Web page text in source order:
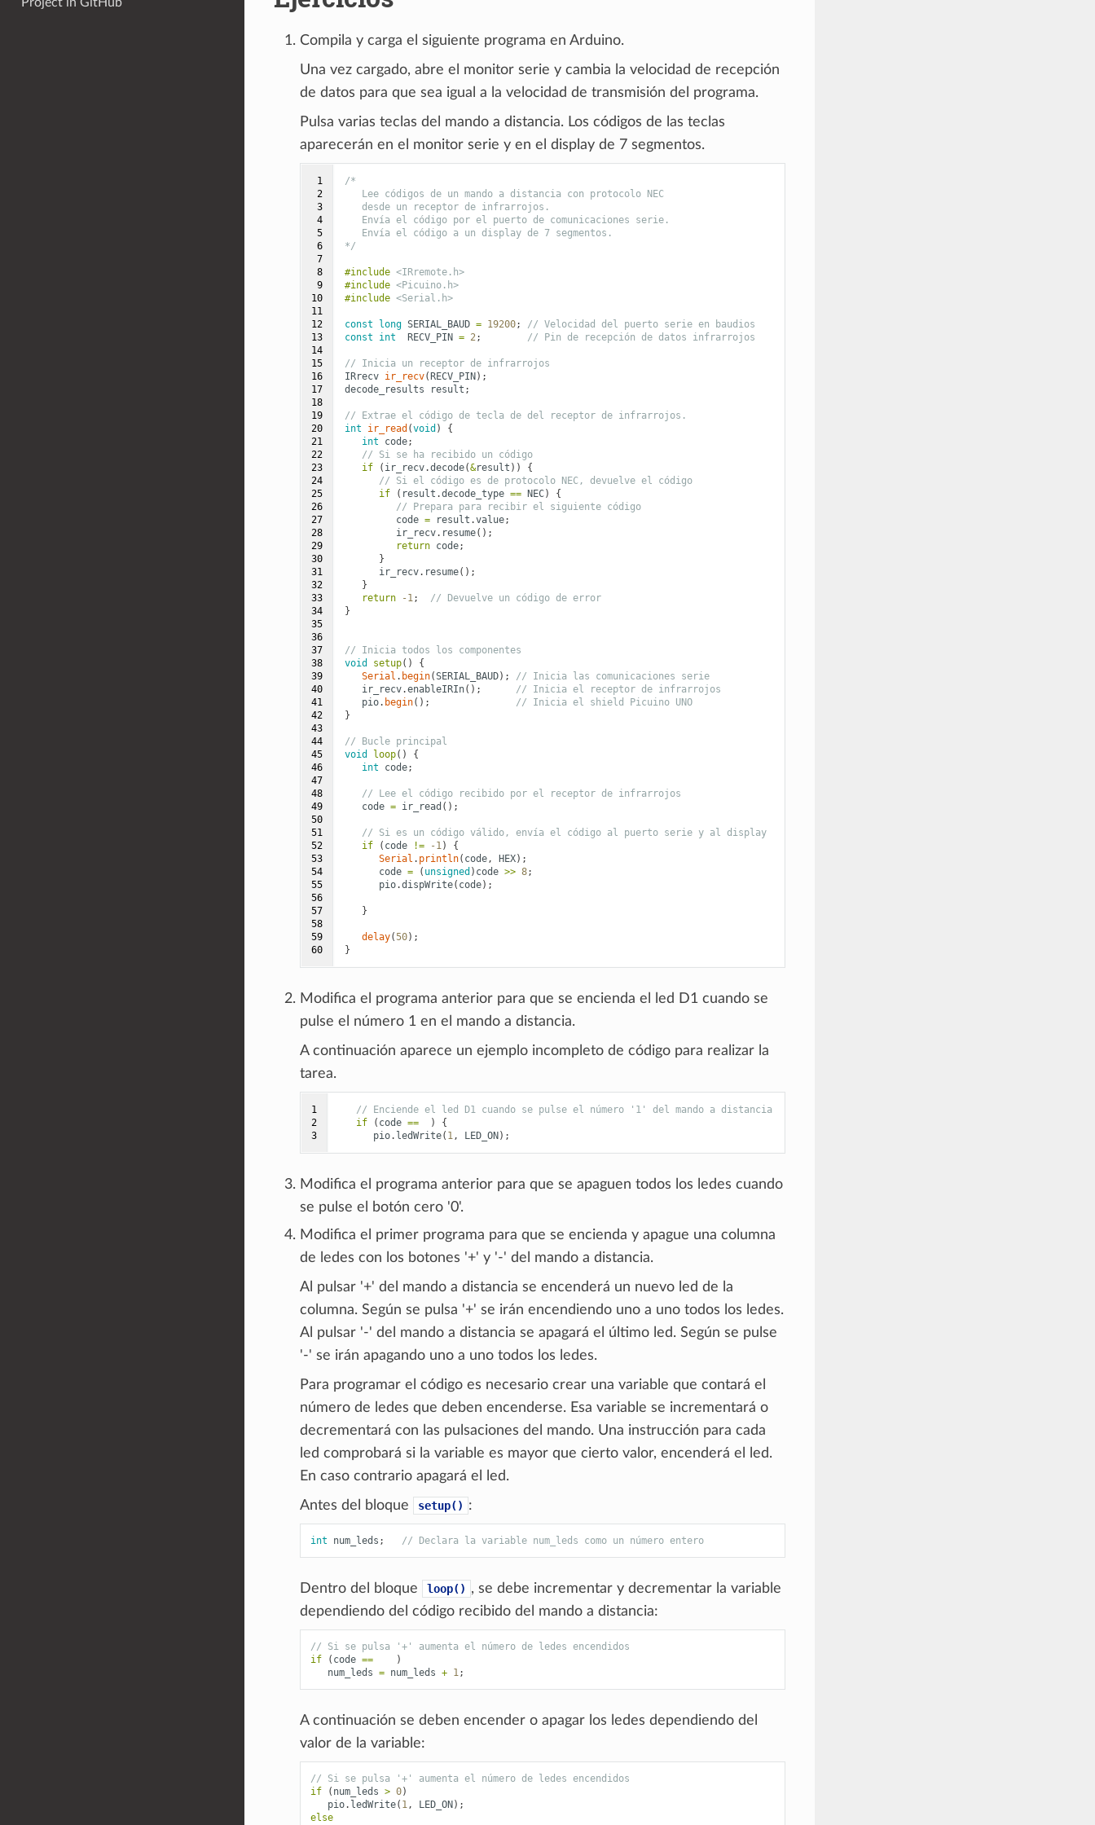
Compila y carga el siguiente programa en Arduino.
Una vez cargado, abre el monitor serie y cambia la velocidad de recepción
de datos para que sea igual a la velocidad de transmisión del programa.
Pulsa varias teclas del mando a distancia. Los códigos de las teclas
aparecerán en el monitor serie y en el display de 7 segmentos.
1
2
3
4
5
6
7
8
9
10
11
12
13
14
15
16
17
18
19
20
21
22
23
24
25
26
27
28
29
30
31
32
33
34
35
36
37
38
39
40
41
42
43
44
45
46
47
48
49
50
51
52
53
54
55
56
57
58
59
60
/*
   Lee códigos de un mando a distancia con protocolo NEC
   desde un receptor de infrarrojos.
   Envía el código por el puerto de comunicaciones serie.
   Envía el código a un display de 7 segmentos.
*/
#include <IRremote.h>
#include <Picuino.h>
#include <Serial.h>
const long SERIAL_BAUD = 19200;
// Velocidad del puerto serie en baudios
const
int RECV_PIN = 2; // Pin de recepción de datos infrarrojos
// Inicia un receptor de infrarrojos
IRrecv ir_recv( RECV_PIN );
decode_results
result ;
// Extrae el código de tecla de del receptor de infrarrojos.
int
ir_read (void )
{
int
code;
// Si se ha recibido un código
if
( ir_recv.decode(&result ))
{
// Si el código es de protocolo NEC, devuelve el código
if
( result .decode_type == NEC)
{
// Prepara para recibir el siguiente código
code = result .value;
ir_recv. resume();
return code;
}
ir_recv. resume();
}
return
-1;
// Devuelve un código de error
}
// Inicia todos los componentes
void
setup()
{
Serial . begin(SERIAL_BAUD);
// Inicia las comunicaciones serie
ir_recv.enableIRIn();
// Inicia el receptor de infrarrojos
pio. begin();
// Inicia el shield Picuino UNO
}
// Bucle principal
void
loop()
{
int
code;
// Lee el código recibido por el receptor de infrarrojos
code = ir_read ();
// Si es un código válido, envía el código al puerto serie y al display
if
( code != -1)
{
Serial . println( code, HEX);
code = ( unsigned ) code >> 8;
pio.dispWrite( code);
}
delay(50);
}
Modifica el programa anterior para que se encienda el led D1 cuando se
pulse el número 1 en el mando a distancia.
A continuación aparece un ejemplo incompleto de código para realizar la
tarea.
1
2
3
// Enciende el led D1 cuando se pulse el número '1' del mando a distancia
if
( code == )
{
pio. ledWrite( 1, LED_ON );
Modifica el programa anterior para que se apaguen todos los ledes cuando
se pulse el botón cero '0'.
Modifica el primer programa para que se encienda y apague una columna
de ledes con los botones '+' y '-' del mando a distancia.
Al pulsar '+' del mando a distancia se encenderá un nuevo led de la
columna. Según se pulsa '+' se irán encendiendo uno a uno todos los ledes.
Al pulsar '-' del mando a distancia se apagará el último led. Según se pulse
'-' se irán apagando uno a uno todos los ledes.
Para programar el código es necesario crear una variable que contará el
número de ledes que deben encenderse. Esa variable se incrementará o
decrementará con las pulsaciones del mando. Una instrucción para cada
led comprobará si la variable es mayor que cierto valor, encenderá el led.
En caso contrario apagará el led.
Antes del bloque
setup() :
int num_leds ; // Declara la variable num_leds como un número entero
Dentro del bloque loop() , se debe incrementar y decrementar la variable
dependiendo del código recibido del mando a distancia:
// Si se pulsa '+' aumenta el número de ledes encendidos
if
( code ==
)
num_leds = num_leds + 1;
A continuación se deben encender o apagar los ledes dependiendo del
valor de la variable:
// Si se pulsa '+' aumenta el número de ledes encendidos
if
( num_leds > 0)
pio. ledWrite( 1, LED_ON );
else
Project in GitHub